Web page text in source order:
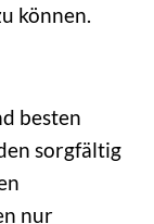
können.
besten
sorgfältig
nur